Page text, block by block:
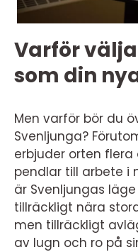
Varför
som din
Men varför bör du
Svenljunga?
erbjuder orten flera
pendlar till arbete i
är Svenljungas
tillräckligt nära
men tillräckligt
av lugn och ro på